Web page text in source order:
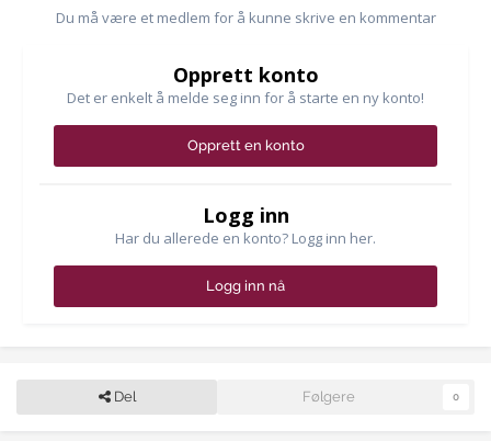
Du må være et medlem for å kunne skrive en kommentar
Opprett konto
Det er enkelt å melde seg inn for å starte en ny konto!
Opprett en konto
Logg inn
Har du allerede en konto? Logg inn her.
Logg inn nå
Del Følgere 0